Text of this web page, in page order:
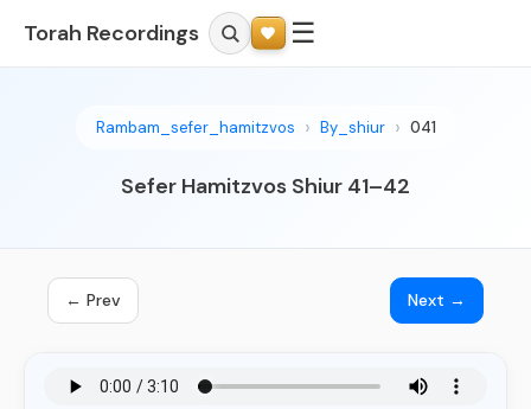
Torah Recordings ☰
Rambam_sefer_hamitzvos By_shiur 041
Sefer Hamitzvos Shiur 41–42
← Prev Next →